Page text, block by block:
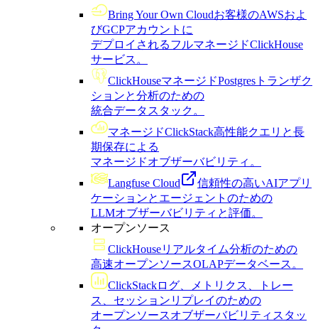
Bring Your Own Cloudお客様のAWSおよ
びGCPアカウントに
デプロイされるフルマネージドClickHouse
サービス。
ClickHouseマネージドPostgres トランザク
ションと分析のための
統合データスタック。
マネージドClickStack高性能クエリと長
期保存による
マネージドオブザーバビリティ。
Langfuse Cloud
信頼性の高いAIアプリ
ケーションとエージェントのための
LLMオブザーバビリティと評価。
オープンソース
ClickHouseリアルタイム分析のための
高速オープンソースOLAPデータベース。
ClickStackログ、メトリクス、トレー
ス、セッションリプレイのための
オープンソースオブザーバビリティスタッ